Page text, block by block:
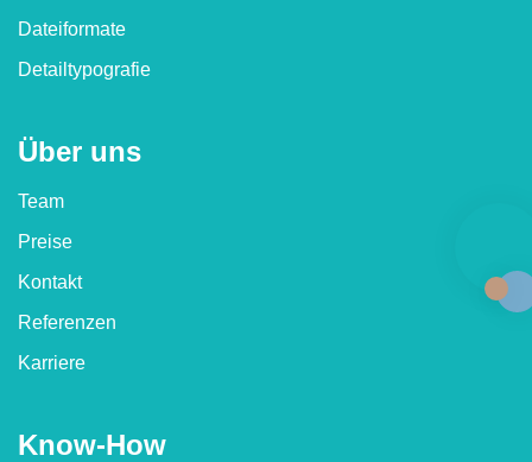
Dateiformate
Detailtypografie
Über uns
Team
Preise
Kontakt
Referenzen
Karriere
Know-How